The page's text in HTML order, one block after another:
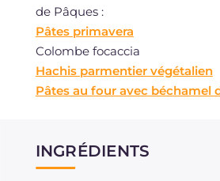
de Pâques :
Pâtes primavera
Colombe focaccia
Hachis parmentier végétalien
Pâtes au four avec béchamel
INGRÉDIENTS